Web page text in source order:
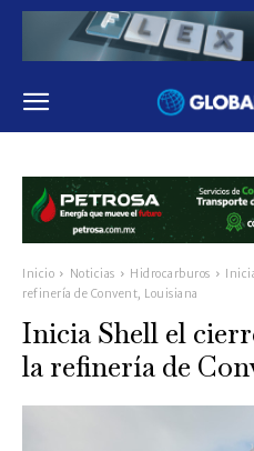
Inicio Noticias Hidrocarburos
refinería de Convent, Louisiana
Inicia Shell el
la refinería de